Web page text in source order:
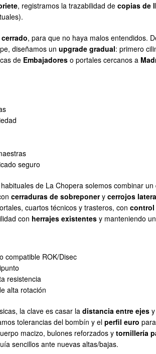
, registramos la trazabilidad de copias de
, para que no haya malos entendidos.
diseñamos un upgrade gradual: primero
de Embajadores o portales cercanos a
seguro
de La Chopera solemos combinar un
cerraduras de sobreponery cerrojos
cuartos técnicos y trasteros, con control
con herrajes existentes y manteniendo
compatible ROK/Disec
resistencia
alta rotación
la clave es casar la distancia entre ejes
tolerancias del bombín y el perfil euro
macizo, bulones reforzados ytornillería
sencillos ante nuevas altas/bajas.